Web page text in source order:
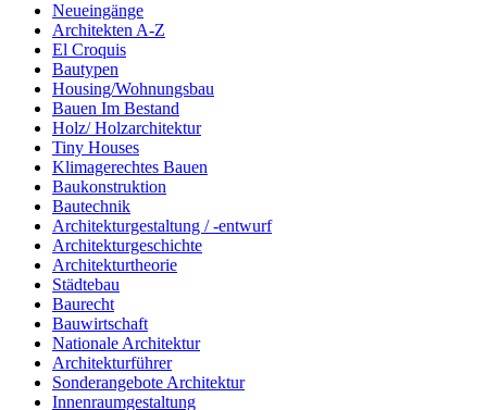
Neueingänge
Architekten A-Z
El Croquis
Bautypen
Housing/Wohnungsbau
Bauen Im Bestand
Holz/ Holzarchitektur
Tiny Houses
Klimagerechtes Bauen
Baukonstruktion
Bautechnik
Architekturgestaltung / -entwurf
Architekturgeschichte
Architekturtheorie
Städtebau
Baurecht
Bauwirtschaft
Nationale Architektur
Architekturführer
Sonderangebote Architektur
Innenraumgestaltung